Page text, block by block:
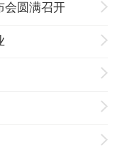
会圆满召开